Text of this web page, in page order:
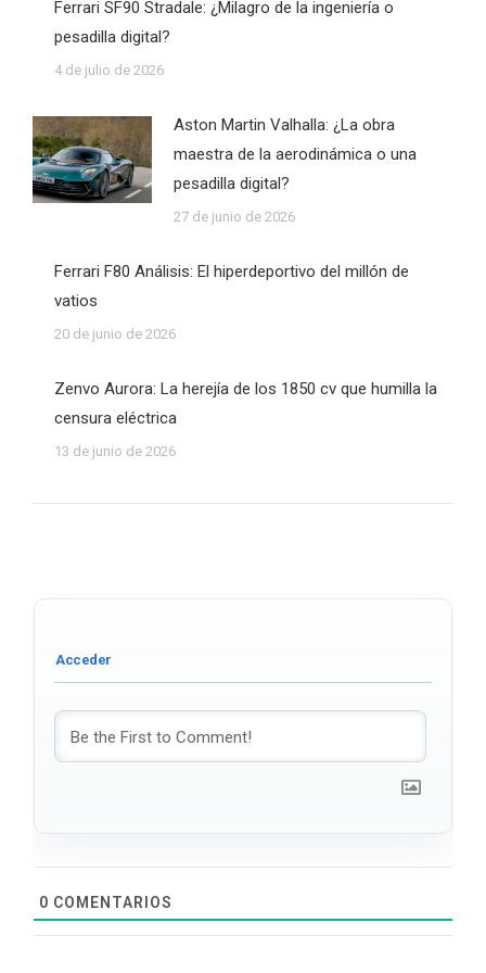
Ferrari SF90 Stradale: ¿Milagro de la ingeniería o
pesadilla digital?
4 de julio de 2026
Aston Martin Valhalla: ¿La obra
maestra de la aerodinámica o una
pesadilla digital?
27 de junio de 2026
Ferrari F80 Análisis: El hiperdeportivo del millón de
vatios
20 de junio de 2026
Zenvo Aurora: La herejía de los 1850 cv que humilla la
censura eléctrica
13 de junio de 2026
0 COMENTARIOS